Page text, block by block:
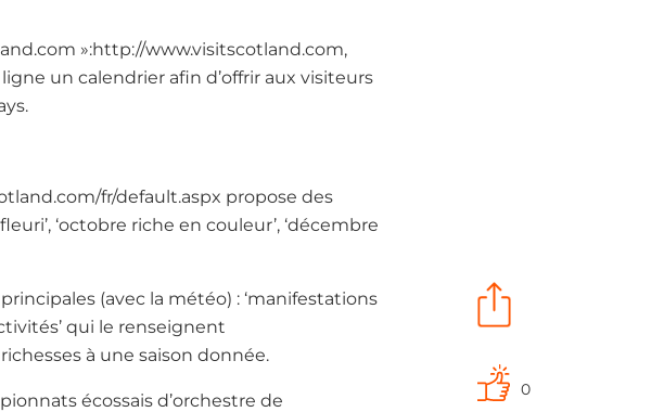
0
»:http://www.visitscotland.com,
un calendrier afin d’offrir aux visiteurs
fr/default.aspx propose des
‘octobre riche en couleur’, ‘décembre
(avec la météo) : ‘manifestations
qui le renseignent
à une saison donnée.
écossais d’orchestre de